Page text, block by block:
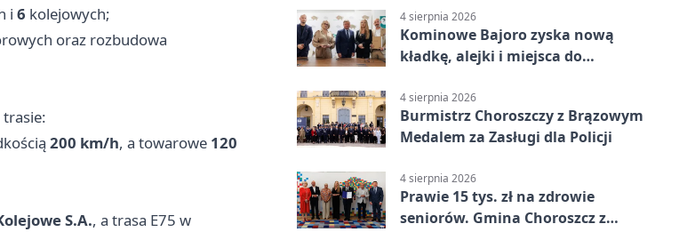
i 6 kolejowych;
oraz rozbudowa
200 km/h, a towarowe 120
S.A., a trasa E75 w
4 sierpnia 2026
Kominowe Bajoro zyska nową
kładkę, alejki i miejsca do
4 sierpnia 2026
Burmistrz Choroszczy z Brązowym
Medalem za Zasługi dla Policji
4 sierpnia 2026
Prawie 15 tys. zł na zdrowie
seniorów. Gmina Choroszcz z